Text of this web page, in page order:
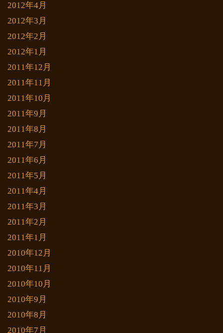
2012年4月
2012年3月
2012年2月
2012年1月
2011年12月
2011年11月
2011年10月
2011年9月
2011年8月
2011年7月
2011年6月
2011年5月
2011年4月
2011年3月
2011年2月
2011年1月
2010年12月
2010年11月
2010年10月
2010年9月
2010年8月
2010年7月